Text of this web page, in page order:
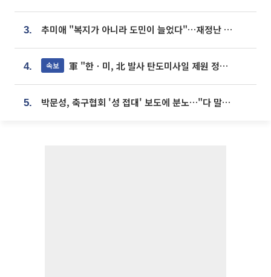
3. 추미애 "복지가 아니라 도민이 늘었다"…재정난 책임론 정면돌파
4. 속보 軍 "한ㆍ미, 北 발사 탄도미사일 제원 정밀분석 중"
5. 박문성, 축구협회 '성 접대' 보도에 분노…"다 말아먹으려고 작정했나"